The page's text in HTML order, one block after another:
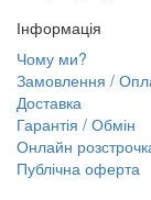
Інформація
Чому ми?
Замовлення /
Доставка
Гарантія / Обмін
Онлайн
Публічна оферта